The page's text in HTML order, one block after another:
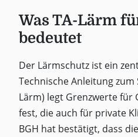
Was TA-Lärm
bedeutet
Der Lärmschutz ist ein
Technische Anleitung zum
Lärm) legt Grenzwerte für
fest, die auch für private
BGH hat bestätigt, dass